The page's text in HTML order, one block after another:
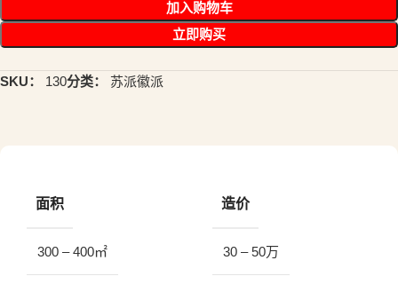
加入购物车
立即购买
SKU： 130分类： 苏派徽派
面积
300 – 400㎡
造价
30 – 50万